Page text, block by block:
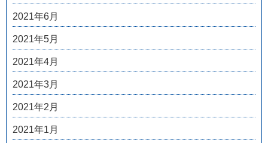
2021年6月
2021年5月
2021年4月
2021年3月
2021年2月
2021年1月